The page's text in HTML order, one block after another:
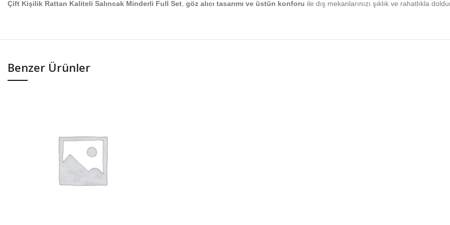
Çift Kişilik Rattan Kaliteli Salıncak Minderli Full Set göz alıcı tasarımı ve üstün konforu ile dış mekanlarınızı şıklık ve rahatlıkla
Benzer Ürünler